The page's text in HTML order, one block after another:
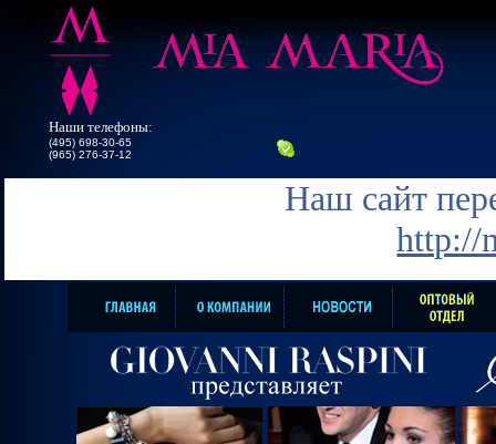
Наши телефоны:
(495) 698-30-65
(965) 276-37-12
Наш сайт
http://